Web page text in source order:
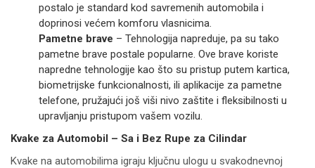
postalo je standard kod savremenih automobila i
doprinosi većem komforu vlasnicima.
Pametne brave – Tehnologija napreduje, pa su tako
pametne brave postale popularne. Ove brave koriste
napredne tehnologije kao što su pristup putem kartica,
biometrijske funkcionalnosti, ili aplikacije za pametne
telefone, pružajući još viši nivo zaštite i fleksibilnosti u
upravljanju pristupom vašem vozilu.
Kvake za Automobil – Sa i Bez Rupe za Cilindar
Kvake na automobilima igraju ključnu ulogu u svakodnevnoj